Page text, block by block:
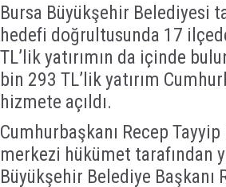
Bursa Büyükşehir Belediyesi
hedefi doğrultusunda 17
TL’lik yatırımın da içinde
bin 293 TL’lik yatırım
hizmete açıldı.
Cumhurbaşkanı Recep
merkezi hükümet tarafından
Büyükşehir Belediye